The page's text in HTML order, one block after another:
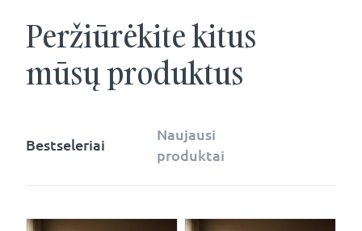
Peržiūrėkite kitus
mūsų produktus
Bestseleriai
Naujausi
produktai